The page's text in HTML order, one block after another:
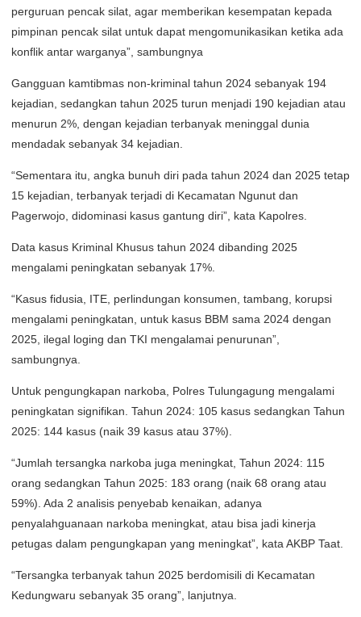
perguruan pencak silat, agar memberikan kesempatan kepada
pimpinan pencak silat untuk dapat mengomunikasikan ketika ada
konflik antar warganya”, sambungnya
Gangguan kamtibmas non-kriminal tahun 2024 sebanyak 194
kejadian, sedangkan tahun 2025 turun menjadi 190 kejadian atau
menurun 2%, dengan kejadian terbanyak meninggal dunia
mendadak sebanyak 34 kejadian.
“Sementara itu, angka bunuh diri pada tahun 2024 dan 2025 tetap
15 kejadian, terbanyak terjadi di Kecamatan Ngunut dan
Pagerwojo, didominasi kasus gantung diri”, kata Kapolres.
Data kasus Kriminal Khusus tahun 2024 dibanding 2025
mengalami peningkatan sebanyak 17%.
“Kasus fidusia, ITE, perlindungan konsumen, tambang, korupsi
mengalami peningkatan, untuk kasus BBM sama 2024 dengan
2025, ilegal loging dan TKI mengalamai penurunan”,
sambungnya.
Untuk pengungkapan narkoba, Polres Tulungagung mengalami
peningkatan signifikan. Tahun 2024: 105 kasus sedangkan Tahun
2025: 144 kasus (naik 39 kasus atau 37%).
“Jumlah tersangka narkoba juga meningkat, Tahun 2024: 115
orang sedangkan Tahun 2025: 183 orang (naik 68 orang atau
59%). Ada 2 analisis penyebab kenaikan, adanya
penyalahguanaan narkoba meningkat, atau bisa jadi kinerja
petugas dalam pengungkapan yang meningkat”, kata AKBP Taat.
“Tersangka terbanyak tahun 2025 berdomisili di Kecamatan
Kedungwaru sebanyak 35 orang”, lanjutnya.